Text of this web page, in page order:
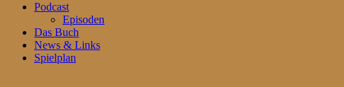
Podcast
Episoden
Das Buch
News & Links
Spielplan